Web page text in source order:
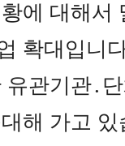
에 대해서
확대입니
유관기관․
해 가고 있